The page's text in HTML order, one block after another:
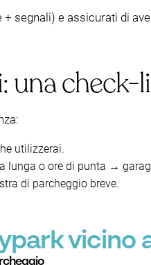
segnali) e assicurati di
una check-
utilizzerai.
lunga o ore di punta →
di parcheggio breve.
vicino